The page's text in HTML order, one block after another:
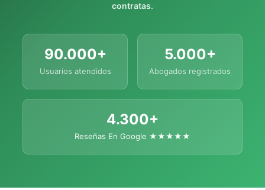
contratas.
90.000+
Usuarios atendidos
5.000+
Abogados registrados
4.300+
Reseñas En Google ★★★★★